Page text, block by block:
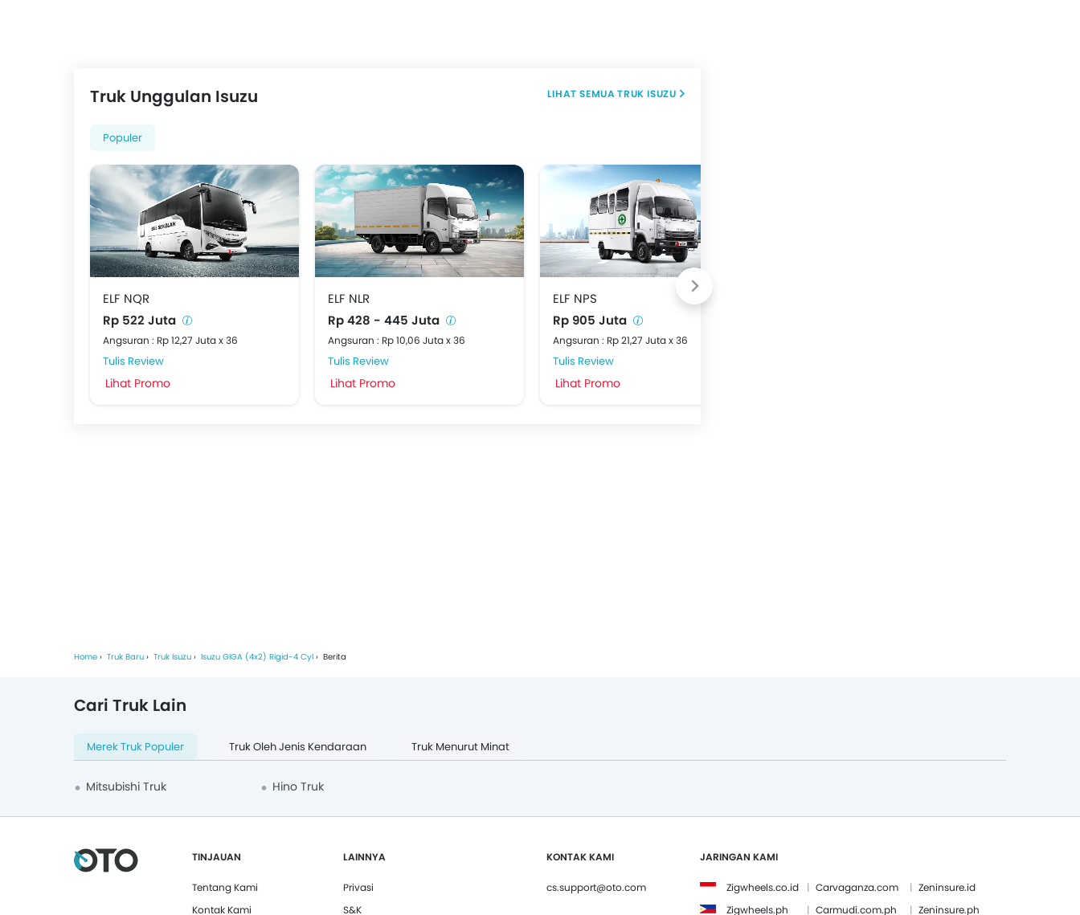
Truk Unggulan Isuzu
Populer
ELF NQR
Rp 522 Juta
Angsuran : Rp 12,27 Juta x 36
Tulis Review
Lihat Promo
ELF NLR
Rp 428 - 445 Juta
Angsuran : Rp 10,06 Juta x 36
Tulis Review
Lihat Promo
ELF NPS
Rp 905 Juta
Angsuran : Rp 21,27 Juta x 36
Tulis Review
Lihat Promo
TRUK ISUZU
Home Truk Baru Truk Isuzu Isuzu GIGA (4x2) Rigid-4 Cyl Berita
Cari Truk Lain
Merek Truk Populer Truk Oleh Jenis Kendaraan Truk Menurut Minat
Mitsubishi Truk Hino Truk
TINJAUAN
Tentang Kami
Kontak Kami
LAINNYA
Privasi
S&K
KONTAK KAMI
cs.support@oto.com
JARINGAN KAMI
Zigwheels.co.id Carvaganza.com
Zeninsure.id
Zigwheels.ph
Carmudi.com.ph Zeninsure.ph